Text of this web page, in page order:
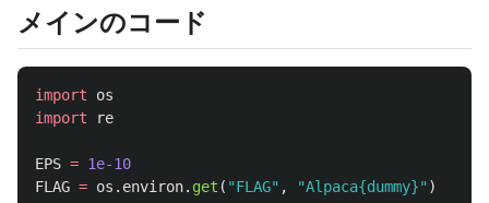
メインのコード
import
os
import
re
EPS = 1e-10
FLAG = os . environ. get ( "FLAG" , "Alpaca{dummy}" )